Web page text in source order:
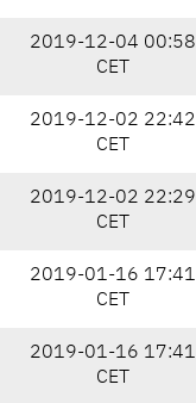
2019-12-04 00:58
CET
2019-12-02 22:42
CET
2019-12-02 22:29
CET
2019-01-16 17:41
CET
2019-01-16 17:41
CET